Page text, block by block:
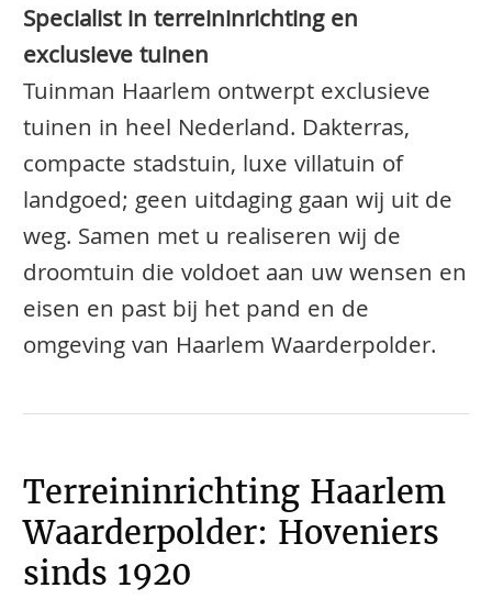
Specialist in terreininrichting en
exclusieve tuinen
Tuinman Haarlem ontwerpt exclusieve
tuinen in heel Nederland. Dakterras,
compacte stadstuin, luxe villatuin of
landgoed; geen uitdaging gaan wij uit de
weg. Samen met u realiseren wij de
droomtuin die voldoet aan uw wensen en
eisen en past bij het pand en de
omgeving van Haarlem Waarderpolder.
Terreininrichting Haarlem
Waarderpolder: Hoveniers
sinds 1920